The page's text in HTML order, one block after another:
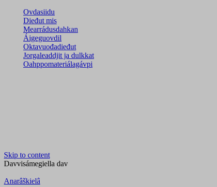
Ovdasiidu
Dieđut mis
Mearrádusdahkan
Áigeguovdil
Oktavuođadieđut
Jorgaleaddjit ja dulkkat
Oahppomateriálagávpi
Skip to content
Davvisámegiella dav
Anarâškielâ